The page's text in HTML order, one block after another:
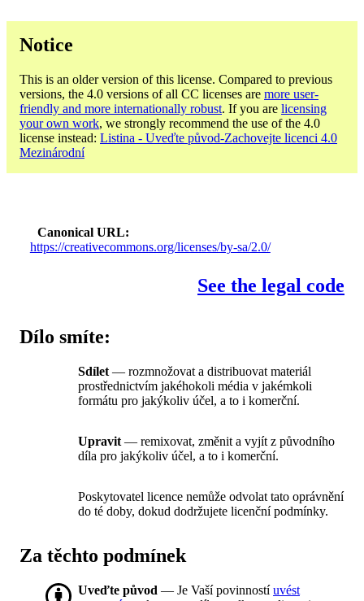
Notice
This is an older version of this license. Compared to previous
versions, the 4.0 versions of all CC licenses are more user-
friendly and more internationally robust. If you are licensing
your own work, we strongly recommend the use of the 4.0
license instead: Listina - Uveďte původ-Zachovejte licenci 4.0
Mezinárodní
Canonical URL
https://creativecommons.org/licenses/by-sa/2.0/
See the legal code
Dílo smíte:
Sdílet — rozmnožovat a distribuovat materiál
prostřednictvím jakéhokoli média v jakémkoli
formátu pro jakýkoliv účel, a to i komerční.
Upravit — remixovat, změnit a vyjít z původního
díla pro jakýkoliv účel, a to i komerční.
Poskytovatel licence nemůže odvolat tato oprávnění
do té doby, dokud dodržujete licenční podmínky.
Za těchto podmínek
Uveďte původ — Je Vaší povinnostíuvést